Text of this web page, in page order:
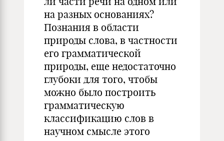
на разных основаниях?
Познания в области
природы слова, в частности
его грамматической
природы, еще недостаточно
глубоки для того, чтобы
можно было построить
грамматическую
классификацию слов в
научном смысле этого